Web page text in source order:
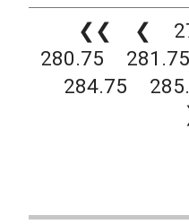
❮❮ ❮
280.75
281.75
284.75